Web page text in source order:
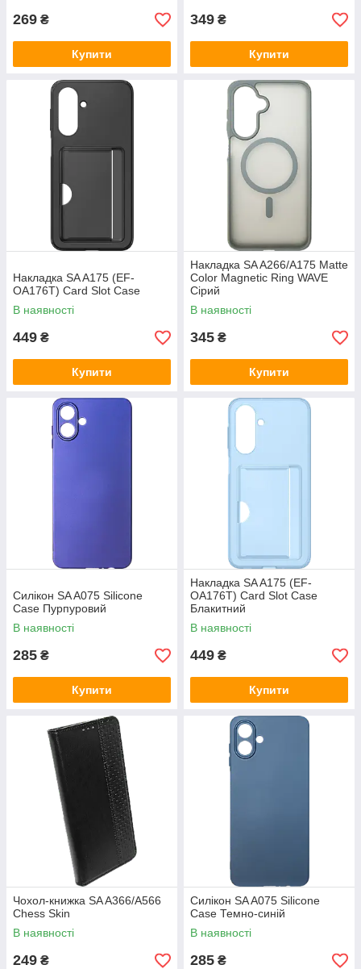
269 ₴
Купити
349 ₴
Купити
Накладка SA A175 (EF-
OA176T) Card Slot Case
В наявності
449 ₴
Купити
Накладка SA A266/A175 Matte
Color Magnetic Ring WAVE
Сірий
В наявності
345 ₴
Купити
Силікон SA A075 Silicone
Case Пурпуровий
В наявності
285 ₴
Купити
Накладка SA A175 (EF-
OA176T) Card Slot Case
Блакитний
В наявності
449 ₴
Купити
Чохол-книжка SA A366/A566
Chess Skin
В наявності
249 ₴
Силікон SA A075 Silicone
Case Темно-синій
В наявності
285 ₴